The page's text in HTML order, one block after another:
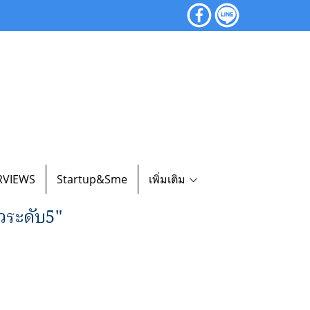
Startup&Sme เพิ่มเติม
ระดับ5"